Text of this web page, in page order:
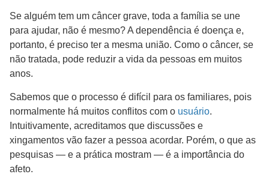
Se alguém tem um câncer grave, toda a família se une
para ajudar, não é mesmo? A dependência é doença e,
portanto, é preciso ter a mesma união. Como o câncer, se
não tratada, pode reduzir a vida da pessoas em muitos
anos.
Sabemos que o processo é difícil para os familiares, pois
normalmente há muitos conflitos com o usuário.
Intuitivamente, acreditamos que discussões e
xingamentos vão fazer a pessoa acordar. Porém, o que as
pesquisas — e a prática mostram — é a importância do
afeto.